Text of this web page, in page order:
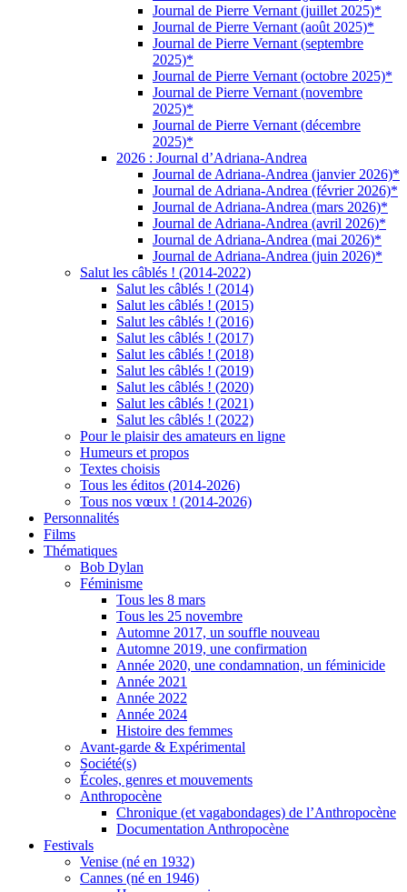
Journal de Pierre Vernant (juillet 2025)*
Journal de Pierre Vernant (août 2025)*
Journal de Pierre Vernant (septembre
2025)*
Journal de Pierre Vernant (octobre 2025)*
Journal de Pierre Vernant (novembre
2025)*
Journal de Pierre Vernant (décembre
2025)*
2026 : Journal d’Adriana-Andrea
Journal de Adriana-Andrea (janvier 2026)*
Journal de Adriana-Andrea (février 2026)*
Journal de Adriana-Andrea (mars 2026)*
Journal de Adriana-Andrea (avril 2026)*
Journal de Adriana-Andrea (mai 2026)*
Journal de Adriana-Andrea (juin 2026)*
Salut les câblés ! (2014-2022)
Salut les câblés ! (2014)
Salut les câblés ! (2015)
Salut les câblés ! (2016)
Salut les câblés ! (2017)
Salut les câblés ! (2018)
Salut les câblés ! (2019)
Salut les câblés ! (2020)
Salut les câblés ! (2021)
Salut les câblés ! (2022)
Pour le plaisir des amateurs en ligne
Humeurs et propos
Textes choisis
Tous les éditos (2014-2026)
Tous nos vœux ! (2014-2026)
Personnalités
Films
Thématiques
Bob Dylan
Féminisme
Tous les 8 mars
Tous les 25 novembre
Automne 2017, un souffle nouveau
Automne 2019, une confirmation
Année 2020, une condamnation, un féminicide
Année 2021
Année 2022
Année 2024
Histoire des femmes
Avant-garde & Expérimental
Société(s)
Écoles, genres et mouvements
Anthropocène
Chronique (et vagabondages) de l’Anthropocène
Documentation Anthropocène
Festivals
Venise (né en 1932)
Cannes (né en 1946)